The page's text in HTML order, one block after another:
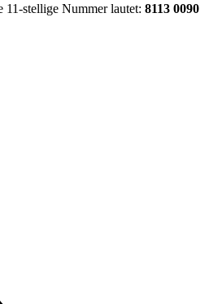
stellige Nummer lautet: 8113 0090